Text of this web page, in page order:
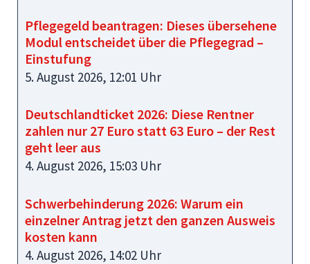
Pflegegeld beantragen: Dieses übersehene
Modul entscheidet über die Pflegegrad –
Einstufung
5. August 2026, 12:01 Uhr
Deutschlandticket 2026: Diese Rentner
zahlen nur 27 Euro statt 63 Euro – der Rest
geht leer aus
4. August 2026, 15:03 Uhr
Schwerbehinderung 2026: Warum ein
einzelner Antrag jetzt den ganzen Ausweis
kosten kann
4. August 2026, 14:02 Uhr